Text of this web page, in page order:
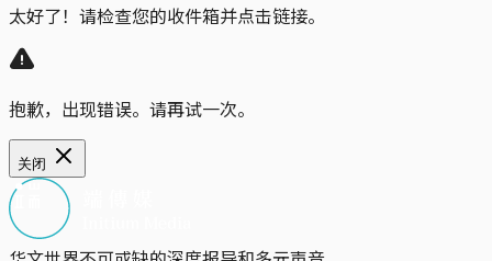
太好了！请检查您的收件箱并点击链接。
抱歉，出现错误。请再试一次。
关闭